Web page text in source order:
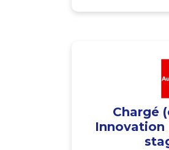
Chargé
Innovation